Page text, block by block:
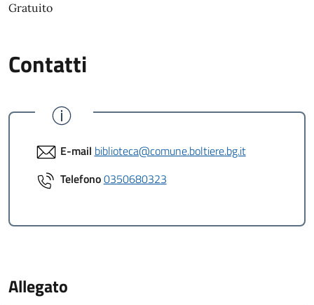
Gratuito
Contatti
E-mail biblioteca@comune.boltiere.bg.it
Telefono0350680323
Allegato